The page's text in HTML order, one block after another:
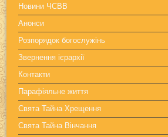
Новини ЧСВВ
Анонси
Розпорядок богослужінь
Звернення ієрархії
Контакти
Парафіяльне життя
Свята Тайна Хрещення
Свята Тайна Вінчання